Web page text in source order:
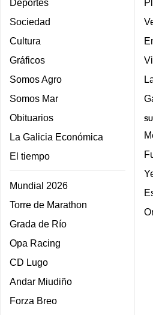
Deportes
Sociedad
Cultura
Gráficos
Somos Agro
Somos Mar
Obituarios
La Galicia Económica
El tiempo
Mundial 2026
Torre de Marathon
Grada de Río
Opa Racing
CD Lugo
Andar Miudiño
Forza Breo